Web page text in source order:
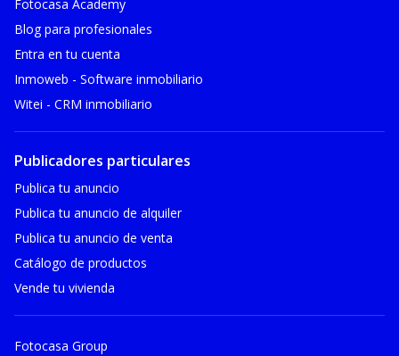
Fotocasa Academy
Blog para profesionales
Entra en tu cuenta
Inmoweb - Software inmobiliario
Witei - CRM inmobiliario
Publicadores particulares
Publica tu anuncio
Publica tu anuncio de alquiler
Publica tu anuncio de venta
Catálogo de productos
Vende tu vivienda
Fotocasa Group